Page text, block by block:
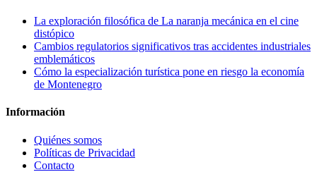
La exploración filosófica de La naranja mecánica en el cine
distópico
Cambios regulatorios significativos tras accidentes industriales
emblemáticos
Cómo la especialización turística pone en riesgo la economía
de Montenegro
Información
Quiénes somos
Políticas de Privacidad
Contacto